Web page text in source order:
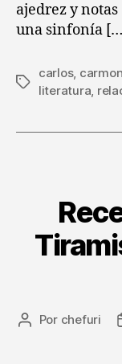
ajedrez y
una sinfonía
Etiquetas
carlos,
literatura,
Autor
Por chefuri